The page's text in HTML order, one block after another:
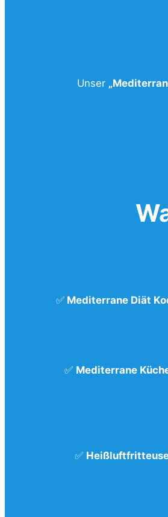
Unser
✅Mediterrane Diät
✅ Mediterrane
✅